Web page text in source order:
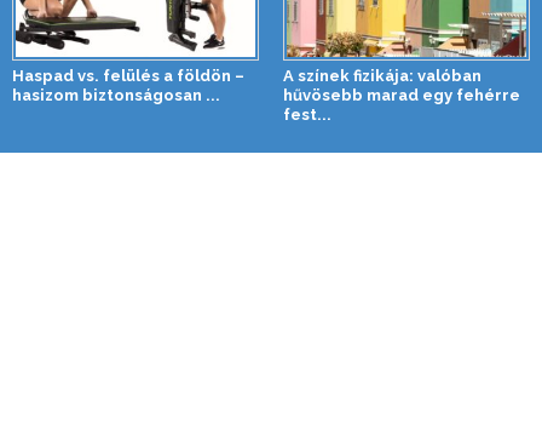
Haspad vs. felülés a földön –
hasizom biztonságosan ...
A színek fizikája: valóban
hűvösebb marad egy fehérre
fest...